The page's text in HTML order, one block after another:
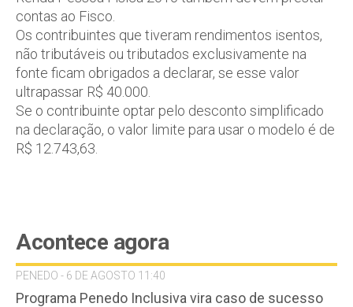
contas ao Fisco.
Os contribuintes que tiveram rendimentos isentos,
não tributáveis ou tributados exclusivamente na
fonte ficam obrigados a declarar, se esse valor
ultrapassar R$ 40.000.
Se o contribuinte optar pelo desconto simplificado
na declaração, o valor limite para usar o modelo é de
R$ 12.743,63.
Acontece agora
PENEDO - 6 DE AGOSTO 11:40
Programa Penedo Inclusiva vira caso de sucesso